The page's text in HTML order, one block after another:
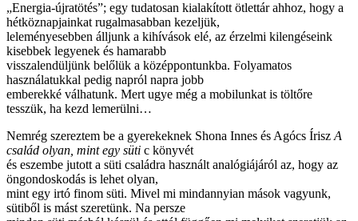
„Energia-újratötés”; egy tudatosan kialakított ötlettár ahhoz, hogy a
hétköznapjainkat rugalmasabban kezeljük,
leleményesebben álljunk a kihívások elé, az érzelmi kilengéseink
kisebbek legyenek és hamarabb
visszalendüljünk belőlük a középpontunkba. Folyamatos
használatukkal pedig napról napra jobb
emberekké válhatunk. Mert ugye még a mobilunkat is töltőre
tesszük, ha kezd lemerülni…
Nemrég szereztem be a gyerekeknek Shona Innes és Agócs ÍriszA
család olyan, mint egy süti c könyvét
és eszembe jutott a süti családra használt analógiájáról az, hogy az
öngondoskodás is lehet olyan,
mint egy irtó finom süti. Mivel mi mindannyian mások vagyunk,
sütiből is mást szeretünk. Na persze